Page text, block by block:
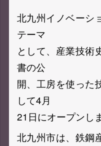
北九州イノベーシ
テーマ
として、産業技術
書の公
開、工房を使った
して4月
21日にオープンし
北九州市は、鉄鋼